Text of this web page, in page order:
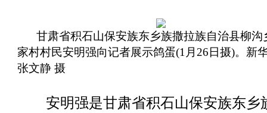
甘肃省积石山保安族东乡族撒拉族自治县柳沟
家村村民安明强向记者展示鸽蛋(1月26日摄)。新
张文静 摄
安明强是甘肃省积石山保安族东乡